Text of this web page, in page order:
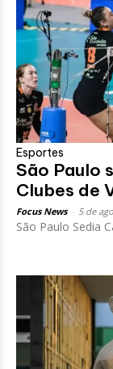
Esportes
São Paulo
Clubes de
Focus News 5 de
São Paulo Sedia